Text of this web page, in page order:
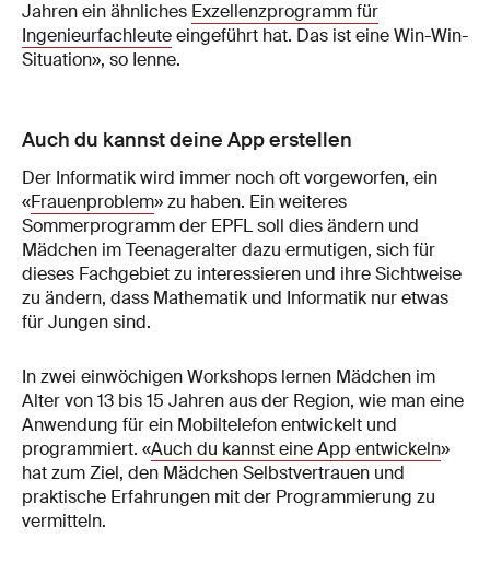
Jahren ein ähnliches Exzellenzprogramm für
Ingenieurfachleuteeingeführt hat. Das ist eine Win-Win-
Situation», so Ienne.
Auch du kannst deine App erstellen
Der Informatik wird immer noch oft vorgeworfen, ein
«Frauenproblem» zu haben. Ein weiteres
Sommerprogramm der EPFL soll dies ändern und
Mädchen im Teenageralter dazu ermutigen, sich für
dieses Fachgebiet zu interessieren und ihre Sichtweise
zu ändern, dass Mathematik und Informatik nur etwas
für Jungen sind.
In zwei einwöchigen Workshops lernen Mädchen im
Alter von 13 bis 15 Jahren aus der Region, wie man eine
Anwendung für ein Mobiltelefon entwickelt und
programmiert. «Auch du kannst eine App entwickeln»
hat zum Ziel, den Mädchen Selbstvertrauen und
praktische Erfahrungen mit der Programmierung zu
vermitteln.